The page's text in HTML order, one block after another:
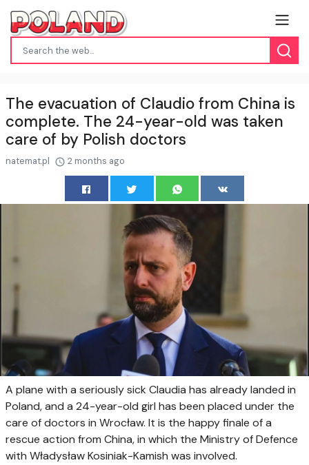
The evacuation of Claudio from China is
complete. The 24-year-old was taken
care of by Polish doctors
natemat.pl 2 months ago
A plane with a seriously sick Claudia has already landed in
Poland, and a 24-year-old girl has been placed under the
care of doctors in Wrocław. It is the happy finale of a
rescue action from China, in which the Ministry of Defence
with Władysław Kosiniak-Kamish was involved.